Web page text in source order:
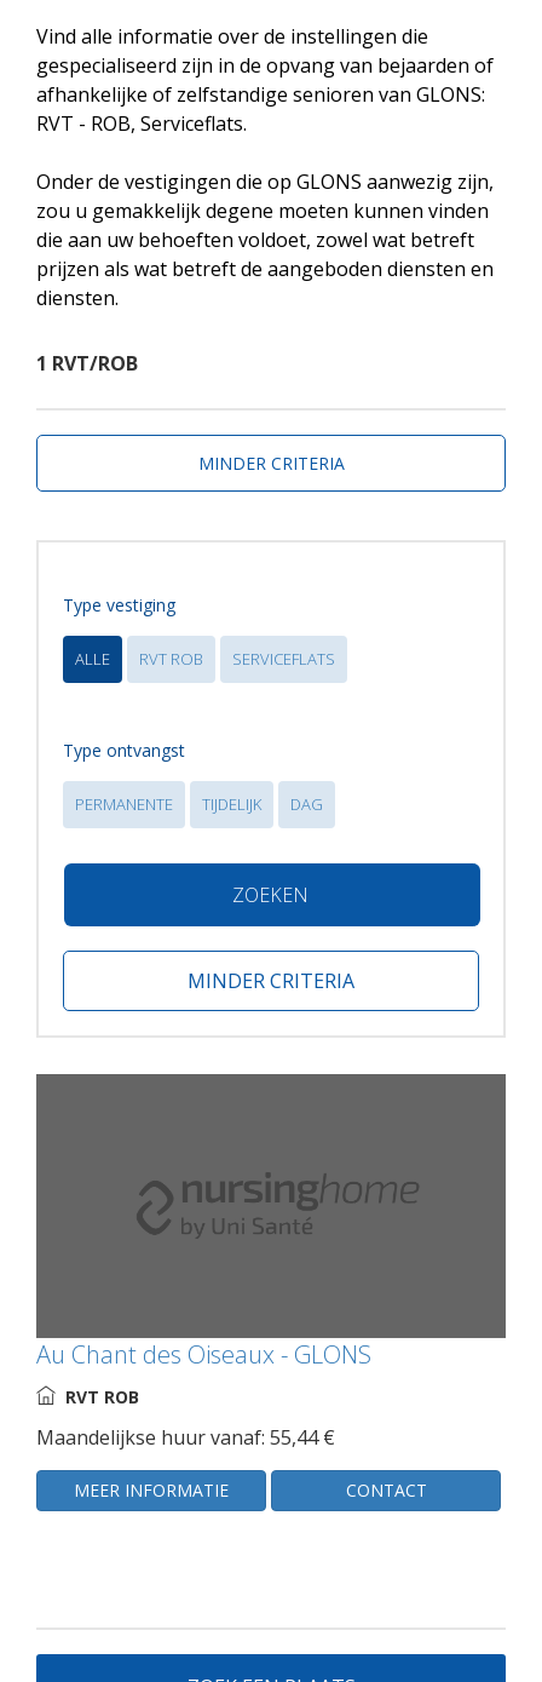
Vind alle informatie over de instellingen die
gespecialiseerd zijn in de opvang van bejaarden of
afhankelijke of zelfstandige senioren van GLONS:
RVT - ROB, Serviceflats.
Onder de vestigingen die op GLONS aanwezig zijn,
zou u gemakkelijk degene moeten kunnen vinden
die aan uw behoeften voldoet, zowel wat betreft
prijzen als wat betreft de aangeboden diensten en
diensten.
1 RVT/ROB
MINDER CRITERIA
Type vestiging
ALLE RVT ROB SERVICEFLATS
Type ontvangst
PERMANENTE TIJDELIJK DAG
ZOEKEN
MINDER CRITERIA
Au Chant des Oiseaux - GLONS
RVT ROB
Maandelijkse huur vanaf: 55,44 €
MEER INFORMATIE CONTACT